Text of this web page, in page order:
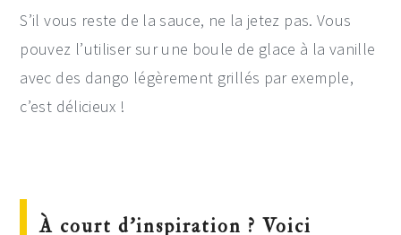
S’il vous reste de la sauce, ne la jetez pas. Vous
pouvez l’utiliser sur une boule de glace à la vanille
avec des dango légèrement grillés par exemple,
c’est délicieux !
À court d’inspiration ? Voici